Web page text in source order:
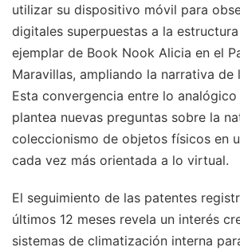
utilizar su dispositivo móvil para
digitales superpuestas a la
ejemplar de Book Nook Alicia en el
Maravillas, ampliando la narrativa de
Esta convergencia entre lo
plantea nuevas preguntas sobre la
coleccionismo de objetos físicos en
cada vez más orientada a lo virtual.
El seguimiento de las patentes
últimos 12 meses revela un interés
sistemas de climatización interna